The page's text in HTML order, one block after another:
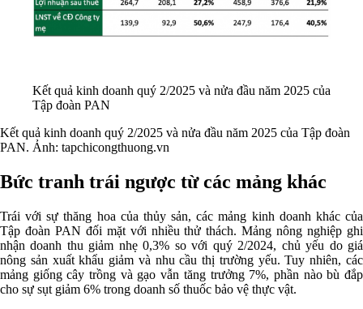
Kết quả kinh doanh quý 2/2025 và nửa đầu năm 2025 của
Tập đoàn PAN
Kết quả kinh doanh quý 2/2025 và nửa đầu năm 2025 của Tập đoàn
PAN. Ảnh: tapchicongthuong.vn
Bức tranh trái ngược từ các mảng khác
Trái với sự thăng hoa của thủy sản, các mảng kinh doanh khác của
Tập đoàn PAN đối mặt với nhiều thử thách. Mảng nông nghiệp ghi
nhận doanh thu giảm nhẹ 0,3% so với quý 2/2024, chủ yếu do giá
nông sản xuất khẩu giảm và nhu cầu thị trường yếu. Tuy nhiên, các
mảng giống cây trồng và gạo vẫn tăng trưởng 7%, phần nào bù đắp
cho sự sụt giảm 6% trong doanh số thuốc bảo vệ thực vật.